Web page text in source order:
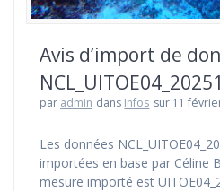
Avis d’import de
par admin dans Infos sur 11
Les données
importées en base par Céline
mesure importé est